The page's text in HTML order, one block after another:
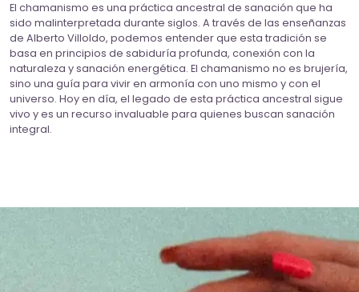
El chamanismo es una práctica ancestral de sanación que ha
sido malinterpretada durante siglos. A través de las enseñanzas
de Alberto Villoldo, podemos entender que esta tradición se
basa en principios de sabiduría profunda, conexión con la
naturaleza y sanación energética. El chamanismo no es brujería,
sino una guía para vivir en armonía con uno mismo y con el
universo. Hoy en día, el legado de esta práctica ancestral sigue
vivo y es un recurso invaluable para quienes buscan sanación
integral.